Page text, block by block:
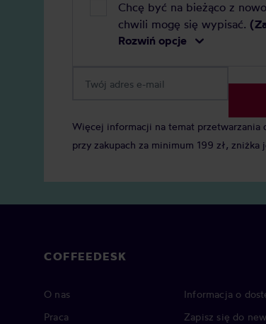
Chcę być na bieżąco z
chwili mogę się wypisać.
Rozwiń opcje
Więcej informacji na temat przetwarzania
przy zakupach za minimum 199 zł,
COFFEEDESK
O nas
Praca
Informacja o
Zapisz się do